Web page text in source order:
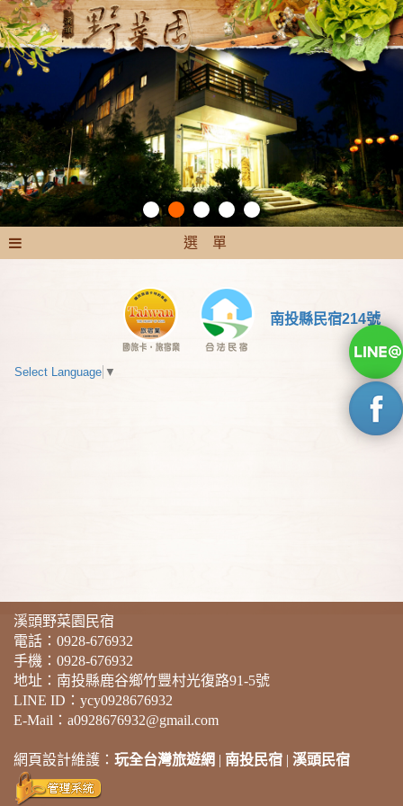
選 單
南投縣民宿214號
Select Language ▼
溪頭野菜園民宿
電話： 0928-676932
手機： 0928-676932
地址：南投縣鹿谷鄉竹豐村光復路91-5號
LINE ID：ycy0928676932
E-Mail：a0928676932@gmail.com
網頁設計維護： 玩全台灣旅遊網 | 南投民宿 | 溪頭民宿